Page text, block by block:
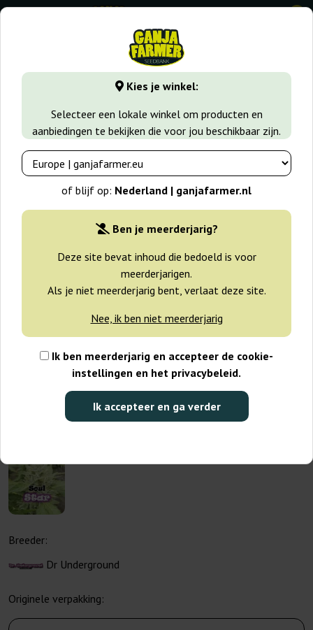
Kies je winkel:
Selecteer een lokale winkel om producten en
aanbiedingen te bekijken die voor jou beschikbaar zijn.
of blijf op: Nederland | ganjafarmer.nl
Ben je meerderjarig?
Deze site bevat inhoud die bedoeld is voor
meerderjarigen.
Als je niet meerderjarig bent, verlaat deze site.
Nee, ik ben niet meerderjarig
Ik ben meerderjarig en accepteer de cookie-
instellingen en het privacybeleid.
Ik accepteer en ga verder
0
GanjaFarmer.nl Zaadsoorten Indica zaden Soul Star
Breeder:
Dr Underground
Originele verpakking: